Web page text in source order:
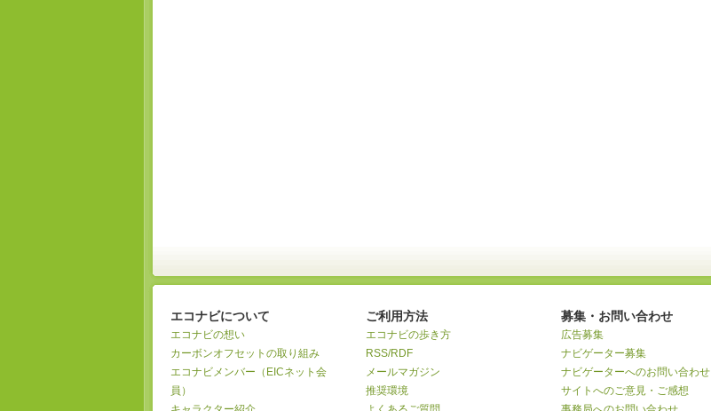
エコナビについて
エコナビの想い
カーボンオフセットの取り組み
エコナビメンバー（EICネット会
員）
ご利用方法
エコナビの歩き方
RSS/RDF
メールマガジン
推奨環境
募集・お問い合わせ
広告募集
ナビゲーター募集
ナビゲーターへのお問い合わせ
サイトへのご意見・ご感想